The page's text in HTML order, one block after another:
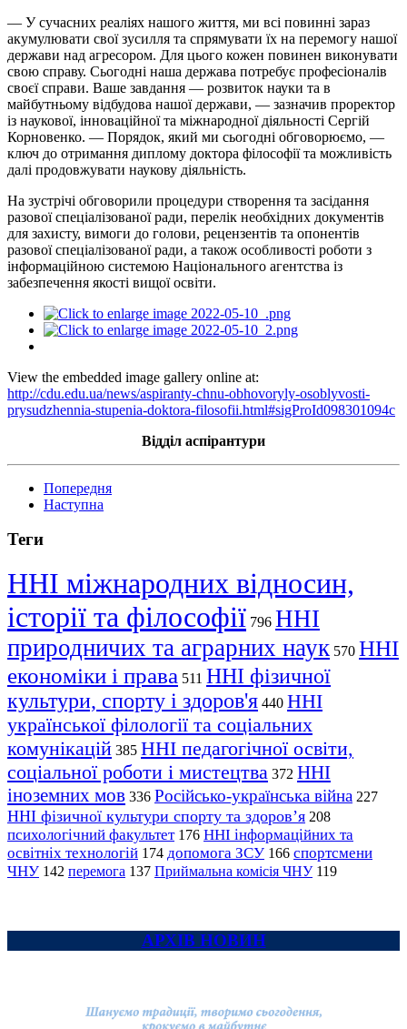
— У сучасних реаліях нашого життя, ми всі повинні зараз
акумулювати свої зусилля та спрямувати їх на перемогу нашої
держави над агресором. Для цього кожен повинен виконувати
свою справу. Сьогодні наша держава потребує професіоналів
своєї справи. Ваше завдання — розвиток науки та в
майбутньому відбудова нашої держави, — зазначив проректор
із наукової, інноваційної та міжнародної діяльності Сергій
Корновенко. — Порядок, який ми сьогодні обговорюємо, —
ключ до отримання диплому доктора філософії та можливість
далі продовжувати наукову діяльність.
На зустрічі обговорили процедури створення та засідання
разової спеціалізованої ради, перелік необхідних документів
для захисту, вимоги до голови, рецензентів та опонентів
разової спеціалізованої ради, а також особливості роботи з
інформаційною системою Національного агентства із
забезпечення якості вищої освіти.
View the embedded image gallery online at:
http://cdu.edu.ua/news/aspiranty-chnu-obhovoryly-osoblyvosti-
prysudzhennia-stupenia-doktora-filosofii.html#sigProId098301094c
Відділ аспірантури
Попередня
Наступна
Теги
ННІ міжнародних відносин,
історії та філософії 796 ННІ
природничих та аграрних наук 570 ННІ
економіки і права 511 ННІ фізичної
культури, спорту і здоров'я 440 ННІ
української філології та соціальних
комунікацій 385 ННІ педагогічної освіти,
соціальної роботи і мистецтва 372 ННІ
іноземних мов 336 Російсько-українська війна 227
ННІ фізичної культури спорту та здоров’я 208
психологічний факультет 176 ННІ інформаційних та
освітніх технологій 174 допомога ЗСУ 166 спортсмени
ЧНУ 142 перемога 137 Приймальна комісія ЧНУ 119
АРХІВ НОВИН